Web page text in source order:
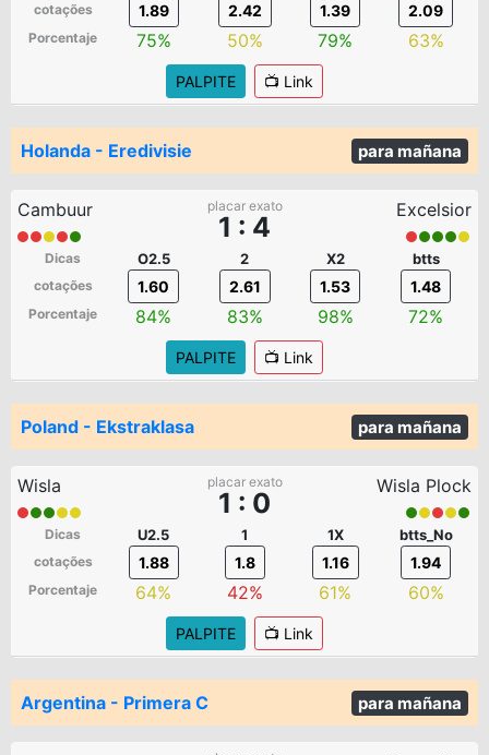
cotações
Porcentaje
1.89
75%
2.42
50%
1.39
79%
2.09
63%
PALPITE 📺 Link
Holanda - Eredivisie para mañana
Cambuur placar exato
1 : 4
Excelsior
Dicas
cotações
Porcentaje
O2.5
1.60
84%
2
2.61
83%
X2
1.53
98%
btts
1.48
72%
PALPITE 📺 Link
Poland - Ekstraklasa para mañana
Wisla placar exato
1 : 0
Wisla Plock
Dicas
cotações
Porcentaje
U2.5
1.88
64%
1
1.8
42%
1X
1.16
61%
btts_No
1.94
60%
PALPITE 📺 Link
Argentina - Primera C para mañana